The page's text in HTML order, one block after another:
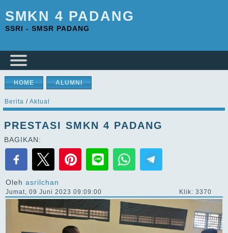
SMKN 4 PADANG
SSRI - SMSR PADANG
HOME ALUMNI
Berita / Aktual
PRESTASI SMKN 4 PADANG
BAGIKAN:
Oleh asrilchan
Jumat, 09 Juni 2023 09:09:00 Klik: 3370